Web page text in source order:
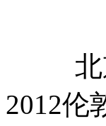
北京
2012伦